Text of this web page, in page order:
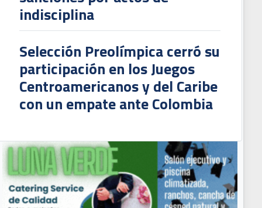
indisciplina
Selección Preolímpica cerró su
participación en los Juegos
Centroamericanos y del Caribe
con un empate ante Colombia